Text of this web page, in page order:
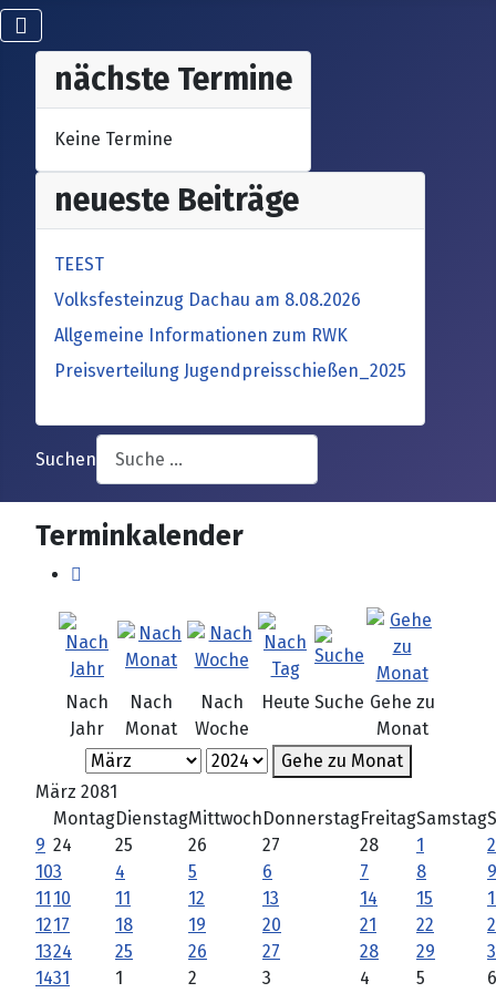
nächste Termine
Keine Termine
neueste Beiträge
TEEST
Volksfesteinzug Dachau am 8.08.2026
Allgemeine Informationen zum RWK
Preisverteilung Jugendpreisschießen_2025
Suchen
Terminkalender
Nach
Jahr
Nach
Monat
Nach
Woche
Heute Suche Gehe zu
Monat
Gehe zu Monat
März 2081
MontagDienstagMittwoch DonnerstagFreitagSamstag
9 24 25 26 27 28 1
2
103 4 5 6 7 8
9
11 10 11 12 13 14 15
1217 18 19 20 21 22
1324 25 26 27 28 29
1431 1 2 3 4 5 6